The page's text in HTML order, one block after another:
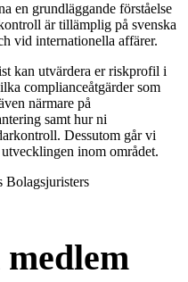
en grundläggande förståelse
är tillämplig på svenska
vid internationella affärer.
kan utvärdera er riskprofil i
complianceåtgärder som
närmare på
samt hur ni
Dessutom går vi
inom området.
Bolagsjuristers